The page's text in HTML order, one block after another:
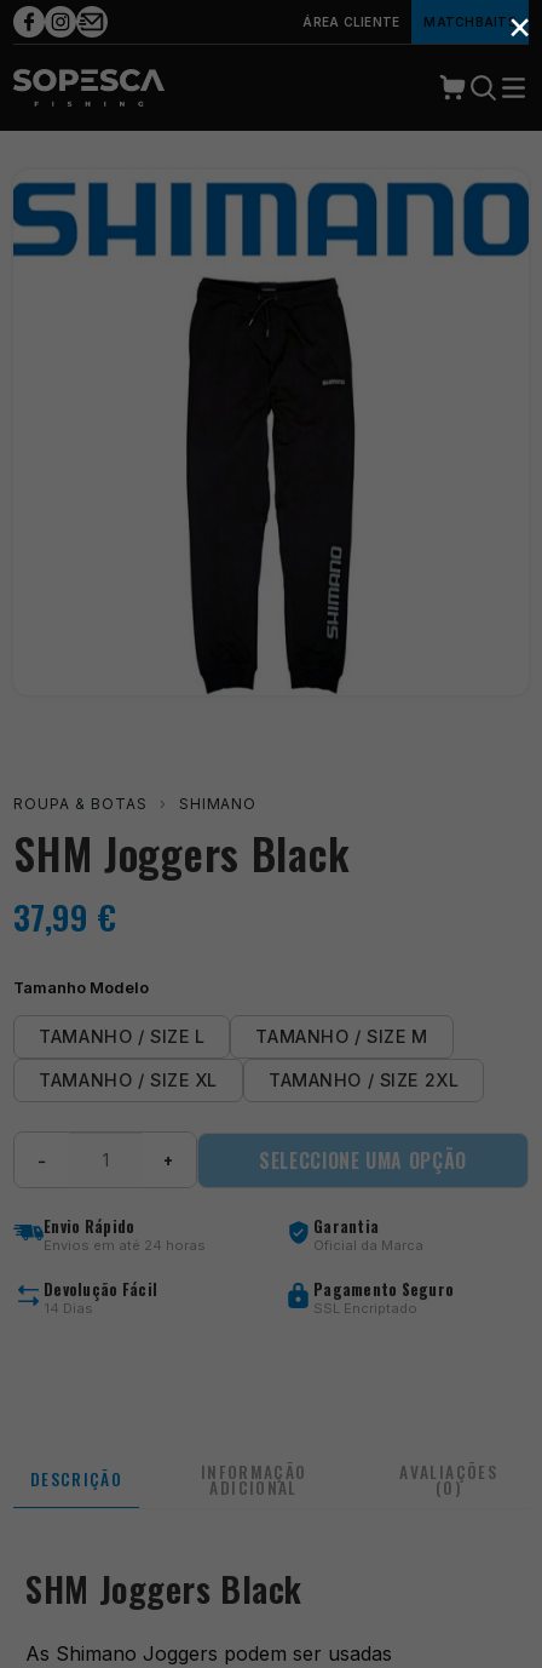
ÁREA CLIENTE MATCHBAITS
ROUPA & BOTAS › SHIMANO
SHM Joggers Black
37,99 €
Tamanho Modelo
TAMANHO / SIZE L TAMANHO / SIZE M
TAMANHO / SIZE XL TAMANHO / SIZE 2XL
Black
− + SELECCIONE UMA OPÇÃO
Envio Rápido
Envios em até 24 horas
Garantia
Oficial da Marca
Devolução Fácil
14 Dias
Pagamento Seguro
SSL Encriptado
DESCRIÇÃO INFORMAÇÃO
ADICIONAL
AVALIAÇÕES
(0)
SHM Joggers Black
As Shimano Joggers podem ser usadas
×